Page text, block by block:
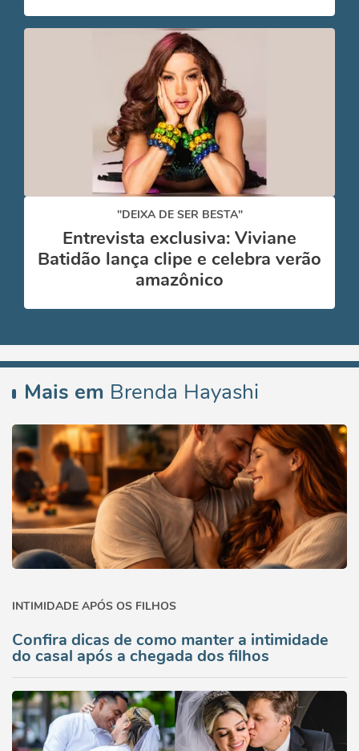
"DEIXA DE SER BESTA"
Entrevista exclusiva: Viviane
Batidão lança clipe e celebra verão
amazônico
Mais em Brenda Hayashi
INTIMIDADE APÓS OS FILHOS
Confira dicas de como manter a intimidade
do casal após a chegada dos filhos